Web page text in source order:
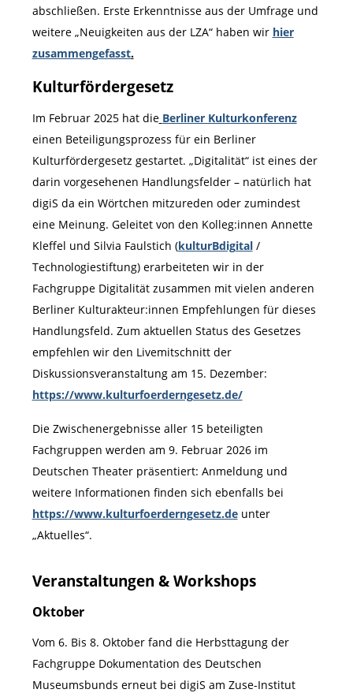
abschließen. Erste Erkenntnisse aus der Umfrage und
weitere „Neuigkeiten aus der LZA“ haben wir hier
zusammengefasst.
Kulturfördergesetz
Im Februar 2025 hat die Berliner Kulturkonferenz
einen Beteiligungsprozess für ein Berliner
Kulturfördergesetz gestartet. „Digitalität“ ist eines der
darin vorgesehenen Handlungsfelder – natürlich hat
digiS da ein Wörtchen mitzureden oder zumindest
eine Meinung. Geleitet von den Kolleg:innen Annette
Kleffel und Silvia Faulstich (kulturBdigital/
Technologiestiftung) erarbeiteten wir in der
Fachgruppe Digitalität zusammen mit vielen anderen
Berliner Kulturakteur:innen Empfehlungen für dieses
Handlungsfeld. Zum aktuellen Status des Gesetzes
empfehlen wir den Livemitschnitt der
Diskussionsveranstaltung am 15. Dezember:
https://www.kulturfoerderngesetz.de/
Die Zwischenergebnisse aller 15 beteiligten
Fachgruppen werden am 9. Februar 2026 im
Deutschen Theater präsentiert: Anmeldung und
weitere Informationen finden sich ebenfalls bei
https://www.kulturfoerderngesetz.deunter
„Aktuelles“.
Veranstaltungen & Workshops
Oktober
Vom 6. Bis 8. Oktober fand die Herbsttagung der
Fachgruppe Dokumentation des Deutschen
Museumsbunds erneut bei digiS am Zuse-Institut